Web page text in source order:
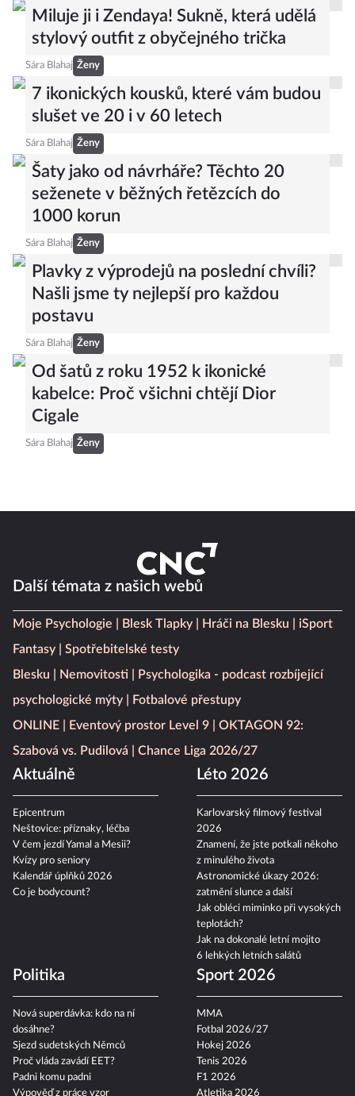
Miluje ji i Zendaya! Sukně, která udělá
stylový outfit z obyčejného trička
Sára Blahaj Ženy
7 ikonických kousků, které vám budou
slušet ve 20 i v 60 letech
Sára Blahaj Ženy
Šaty jako od návrháře? Těchto 20
seženete v běžných řetězcích do
1000 korun
Sára Blahaj Ženy
Plavky z výprodejů na poslední chvíli?
Našli jsme ty nejlepší pro každou
postavu
Sára Blahaj Ženy
Od šatů z roku 1952 k ikonické
kabelce: Proč všichni chtějí Dior
Cigale
Sára Blahaj Ženy
Další témata z našich webů
Moje Psychologie Blesk Tlapky Hráči na Blesku
iSport
Fantasy
Spotřebitelské testy
Blesku
Nemovitosti
Psychologika - podcast rozbíjející
psychologické mýty
Fotbalové přestupy
ONLINE
Eventový prostor Level 9
OKTAGON 92:
Szabová vs. Pudilová
Chance Liga 2026/27
Aktuálně
Epicentrum
Neštovice: příznaky, léčba
V čem jezdí Yamal a Mesii?
Kvízy pro seniory
Kalendář úplňků 2026
Co je bodycount?
Léto 2026
Karlovarský filmový festival
2026
Znamení, že jste potkali někoho
z minulého života
Astronomické úkazy 2026:
zatmění slunce a další
Jak obléci miminko při vysokých
teplotách?
Jak na dokonalé letní mojito
6 lehkých letních salátů
Politika
Nová superdávka: kdo na ní
dosáhne?
Sjezd sudetských Němců
Proč vláda zavádí EET?
Padni komu padni
Výpověď z práce vzor
Sport 2026
MMA
Fotbal 2026/27
Hokej 2026
Tenis 2026
F1 2026
Atletika 2026